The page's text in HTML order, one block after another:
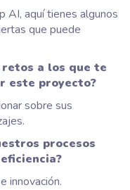
AI, aquí tienes algunos
que puede
retos a los que te
este proyecto?
sobre sus
procesos
innovación.